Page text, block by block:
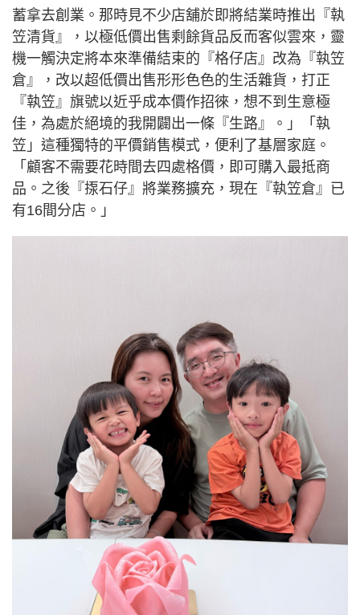
蓄拿去創業。那時見不少店舖於即將結業時推出『執
笠清貨』，以極低價出售剩餘貨品反而客似雲來，靈
機一觸決定將本來準備結束的『格仔店』改為『執笠
倉』，改以超低價出售形形色色的生活雜貨，打正
『執笠』旗號以近乎成本價作招徠，想不到生意極
佳，為處於絕境的我開闢出一條『生路』。」「執
笠」這種獨特的平價銷售模式，便利了基層家庭。
「顧客不需要花時間去四處格價，即可購入最抵商
品。之後『揼石仔』將業務擴充，現在『執笠倉』已
有16間分店。」